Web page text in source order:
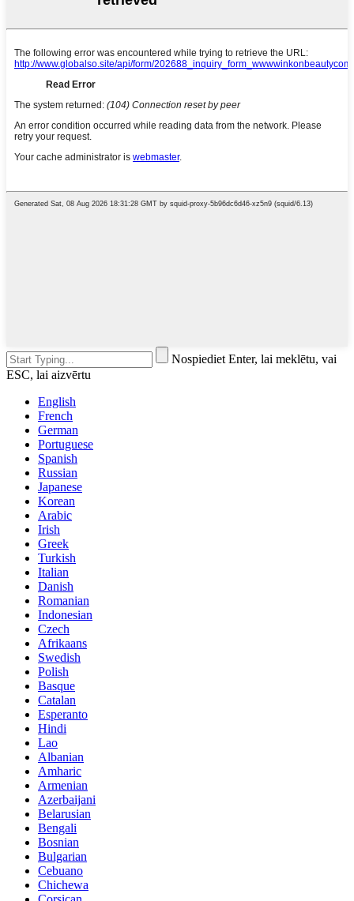
Nospiediet Enter, lai meklētu, vai
ESC, lai aizvērtu
English
French
German
Portuguese
Spanish
Russian
Japanese
Korean
Arabic
Irish
Greek
Turkish
Italian
Danish
Romanian
Indonesian
Czech
Afrikaans
Swedish
Polish
Basque
Catalan
Esperanto
Hindi
Lao
Albanian
Amharic
Armenian
Azerbaijani
Belarusian
Bengali
Bosnian
Bulgarian
Cebuano
Chichewa